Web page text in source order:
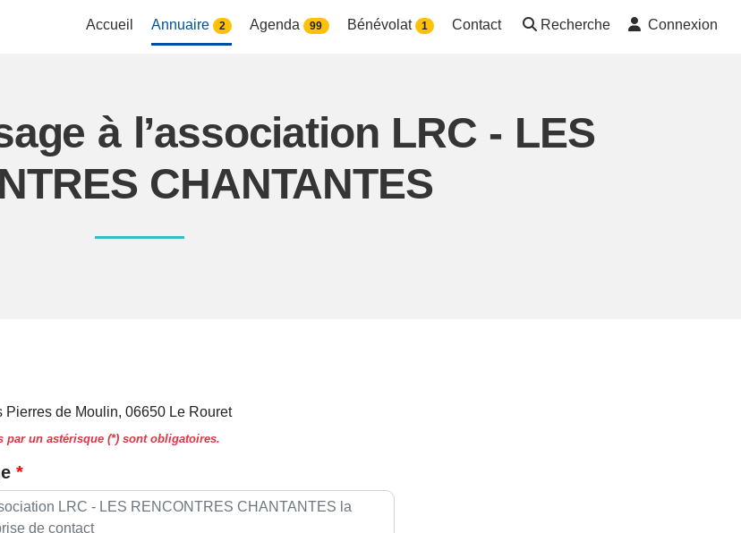
Accueil Annuaire 2 Agenda 99 Bénévolat 1 Contact Recherche Connexion
à l’association LRC - LES
CHANTANTES
Pierres de Moulin, 06650 Le Rouret
par un astérisque (*) sont obligatoires.